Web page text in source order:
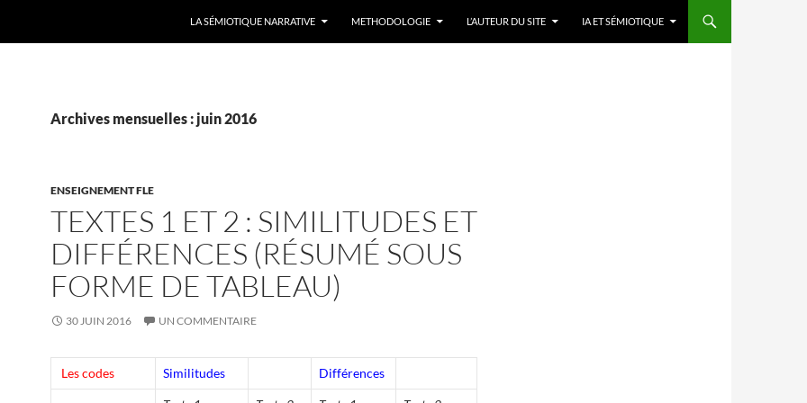
LA SÉMIOTIQUE NARRATIVE METHODOLOGIE L’AUTEUR DU SITE IA ET SÉMIOTIQUE
Archives mensuelles : juin 2016
ENSEIGNEMENT FLE
TEXTES 1 ET 2 : SIMILITUDES ET
DIFFÉRENCES (RÉSUMÉ SOUS
FORME DE TABLEAU)
30 JUIN 2016 UN COMMENTAIRE
Les codes Similitudes Différences